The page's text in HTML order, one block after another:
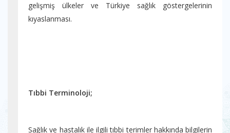
gelişmiş ülkeler ve Türkiye sağlık göstergelerinin
kıyaslanması.
Tıbbi Terminoloji;
Sağlık ve hastalık ile ilgili tıbbi terimler hakkında bilgilerin